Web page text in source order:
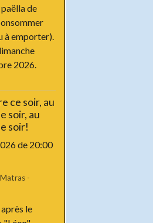
de
à emporter).
2026.
ce soir, au
soir, au
soir!
de 20:00
-
le